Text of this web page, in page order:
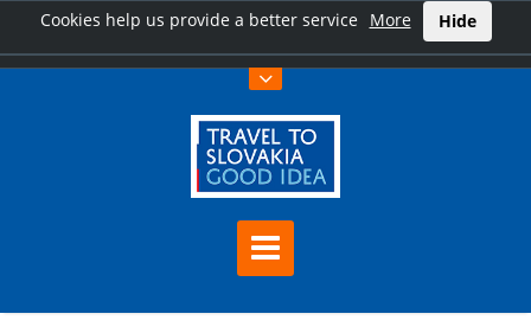
Cookies help us provide a better service More Hide